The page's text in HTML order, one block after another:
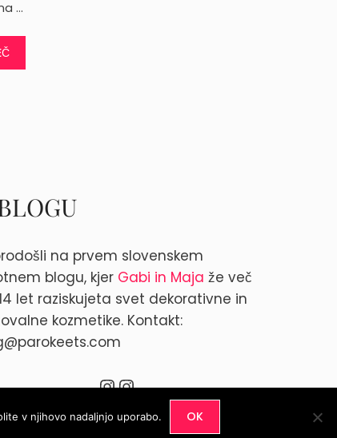
…
na prvem slovenskem
blogu, kjer Gabi in Maja že več
let raziskujeta svet dekorativne in
kozmetike. Kontakt:
Instagram
Instagram
v njihovo nadaljnjo uporabo. OK